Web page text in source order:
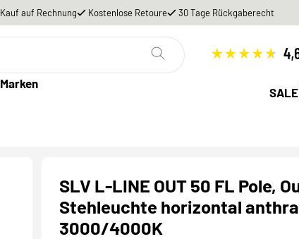
Kauf auf Rechnung Kostenlose Retoure 30 Tage Rückgaberecht
Marken
SLV L-LINE OUT 50 FL Pole,
Stehleuchte horizontal
3000/4000K